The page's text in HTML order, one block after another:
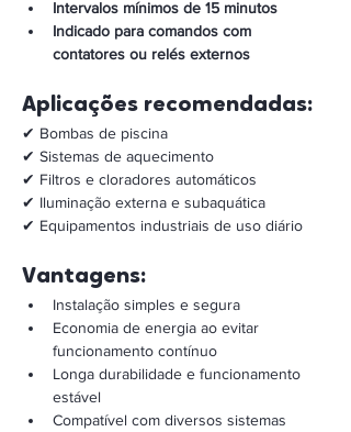
Intervalos mínimos de 15 minutos
Indicado para comandos com
contatores ou relés externos
Aplicações recomendadas:
✔ Bombas de piscina
✔ Sistemas de aquecimento
✔ Filtros e cloradores automáticos
✔ Iluminação externa e subaquática
✔ Equipamentos industriais de uso diário
Vantagens:
Instalação simples e segura
Economia de energia ao evitar
funcionamento contínuo
Longa durabilidade e funcionamento
estável
Compatível com diversos sistemas